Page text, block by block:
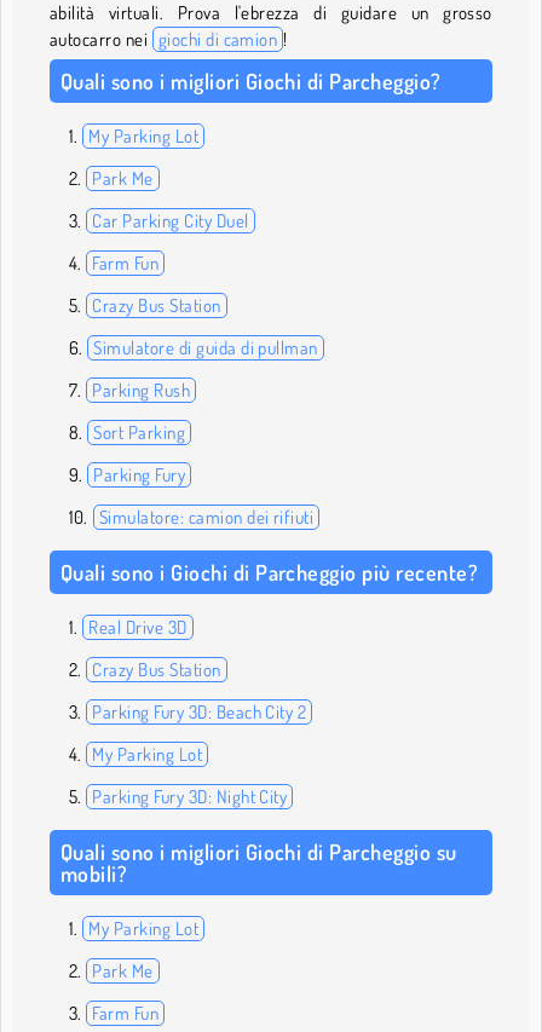
abilità virtuali. Prova l'ebrezza di guidare un grosso
autocarro nei giochi di camion !
Quali sono i migliori Giochi di Parcheggio?
My Parking Lot
Park Me
Car Parking City Duel
Farm Fun
Crazy Bus Station
Simulatore di guida di pullman
Parking Rush
Sort Parking
Parking Fury
Simulatore: camion dei rifiuti
Quali sono i Giochi di Parcheggio più recente?
Real Drive 3D
Crazy Bus Station
Parking Fury 3D: Beach City 2
My Parking Lot
Parking Fury 3D: Night City
Quali sono i migliori Giochi di Parcheggio su
mobili?
My Parking Lot
Park Me
Farm Fun